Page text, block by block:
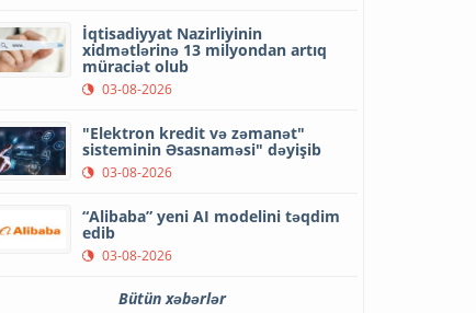
İqtisadiyyat Nazirliyinin
xidmətlərinə 13 milyondan artıq
müraciət olub
03-08-2026
"Elektron kredit və zəmanət"
sisteminin Əsasnaməsi" dəyişib
03-08-2026
“Alibaba” yeni AI modelini təqdim
edib
03-08-2026
Bütün xəbərlər